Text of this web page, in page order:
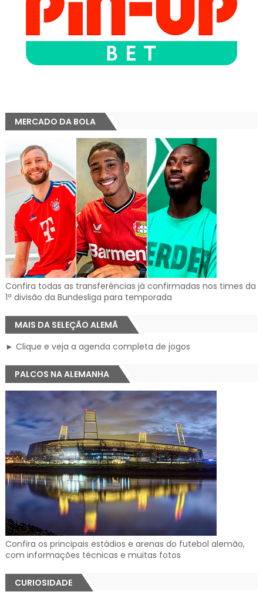
MERCADO DA BOLA
Confira todas as transferências já confirmadas nos times da
1ª divisão da Bundesliga para temporada
MAIS DA SELEÇÃO ALEMÃ
► Clique e veja a agenda completa de jogos
PALCOS NA ALEMANHA
Confira os principais estádios e arenas do futebol alemão,
com informações técnicas e muitas fotos
CURIOSIDADE